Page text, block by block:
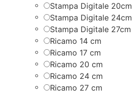
Stampa Digitale 20cm
Stampa Digitale 24cm
Stampa Digitale 27cm
Ricamo 14 cm
Ricamo 17 cm
Ricamo 20 cm
Ricamo 24 cm
Ricamo 27 cm